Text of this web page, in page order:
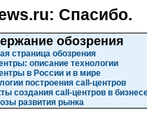
Спасибо.
обозрения
страница обозрения
описание технологии
в России и в мире
построения call-центров
создания call-центров в
развития рынка